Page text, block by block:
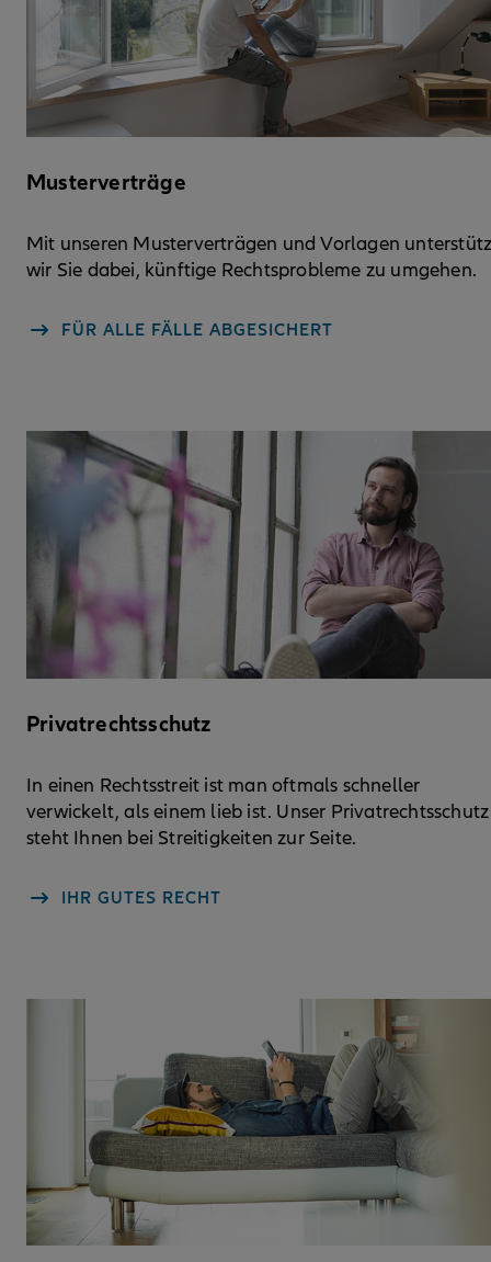
Musterverträge
Mit unseren Musterverträgen und Vorlagen
wir Sie dabei, künftige Rechtsprobleme zu umgehen.
FÜR ALLE FÄLLE ABGESICHERT
Privatrechtsschutz
In einen Rechtsstreit ist man oftmals schneller
verwickelt, als einem lieb ist. Unser Privatrechtsschutz
steht Ihnen bei Streitigkeiten zur Seite.
IHR GUTES RECHT